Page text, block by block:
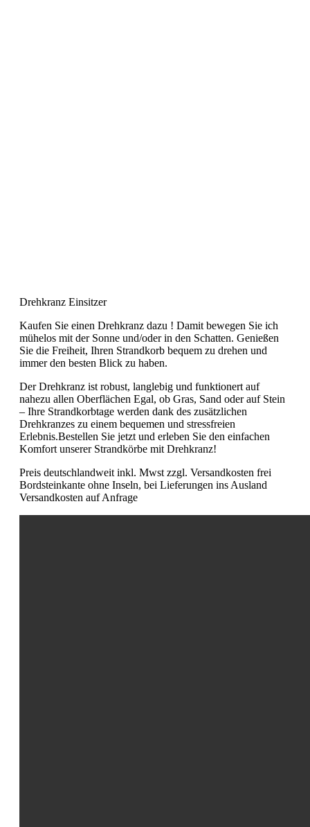
Drehkranz Einsitzer
Kaufen Sie einen Drehkranz dazu ! Damit bewegen Sie ich
mühelos mit der Sonne und/oder in den Schatten. Genießen
Sie die Freiheit, Ihren Strandkorb bequem zu drehen und
immer den besten Blick zu haben.
Der Drehkranz ist robust, langlebig und funktionert auf
nahezu allen Oberflächen Egal, ob Gras, Sand oder auf Stein
– Ihre Strandkorbtage werden dank des zusätzlichen
Drehkranzes zu einem bequemen und stressfreien
Erlebnis.Bestellen Sie jetzt und erleben Sie den einfachen
Komfort unserer Strandkörbe mit Drehkranz!
Preis deutschlandweit inkl. Mwst zzgl. Versandkosten frei
Bordsteinkante ohne Inseln, bei Lieferungen ins Ausland
Versandkosten auf Anfrage